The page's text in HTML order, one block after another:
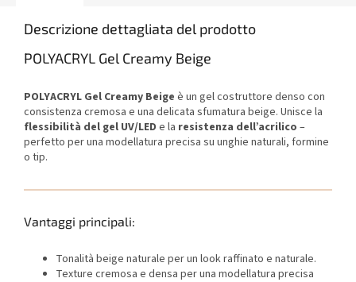
Descrizione dettagliata del prodotto
POLYACRYL Gel Creamy Beige
POLYACRYL Gel Creamy Beige è un gel costruttore denso con
consistenza cremosa e una delicata sfumatura beige. Unisce la
flessibilità del gel UV/LED e la resistenza dell’acrilico –
perfetto per una modellatura precisa su unghie naturali, formine
o tip.
Vantaggi principali:
Tonalità beige naturale per un look raffinato e naturale.
Texture cremosa e densa per una modellatura precisa